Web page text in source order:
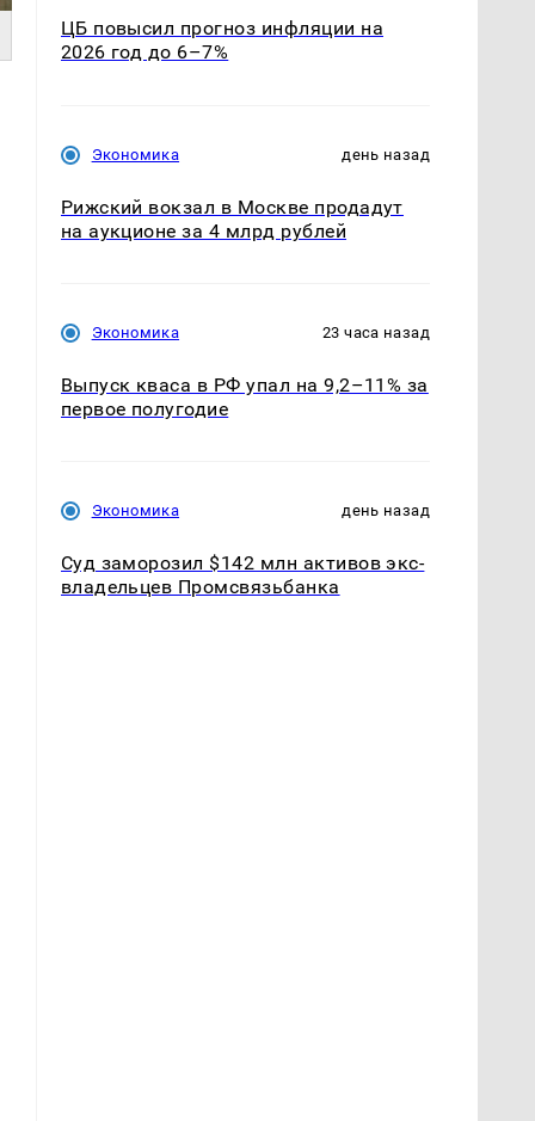
ЦБ повысил прогноз инфляции на
2026 год до 6–7%
Экономика день назад
Рижский вокзал в Москве продадут
на аукционе за 4 млрд рублей
Экономика 23 часа назад
Выпуск кваса в РФ упал на 9,2–11% за
первое полугодие
Экономика день назад
Суд заморозил $142 млн активов экс-
владельцев Промсвязьбанка